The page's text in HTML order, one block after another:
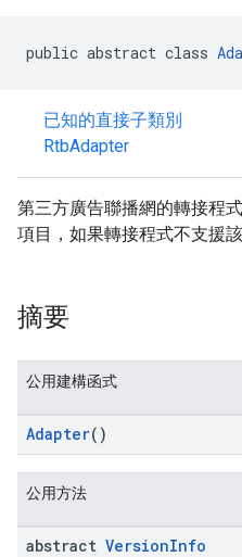
public abstract class
已知的直接子類別
RtbAdapter
第三方廣告聯播網的轉接程
項目，如果轉接程式不支援
摘要
公用建構函式
Adapter()
公用方法
abstract VersionInfo